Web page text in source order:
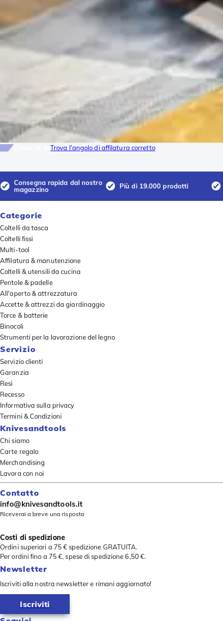
Trova l’angolo di affilatura corretto
Consegna rapida dal nostro
magazzino
Più di 19.000 prodotti
Categorie
Coltelli da tasca
Coltelli fissi
Multi-tool
Affilatura & manutenzione
Coltelli & utensili da cucina
Pentole & padelle
All'aperto & attrezzatura
Accette & attrezzi da giardinaggio
Torce & batterie
Binocoli
Strumenti per la lavorazione del legno
Servizio
Servizio clienti
Garanzia
Resi
Recesso
Informativa sulla privacy
Termini & Condizioni
Knivesandtools
Chi siamo
Carte regalo
Merchandising
Lavora con noi
Contatto
info@knivesandtools.it
Riceverai a breve una risposta
Costi di spedizione
Ordini superiori a 75 € spedizione GRATUITA.
Per ordini fino a 75 €, spese di spedizione 6,50 €.
Newsletter
Iscriviti alla nostra newsletter e rimani aggiornato!
Iscriviti